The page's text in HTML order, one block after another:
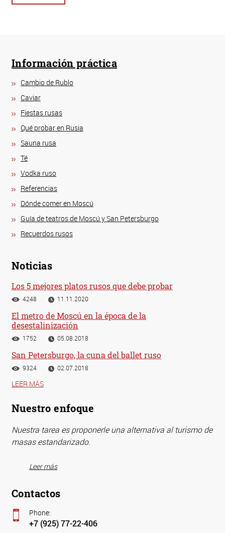
Información práctica
Cambio de Rublo
Caviar
Fiestas rusas
Qué probar en Rusia
Sauna rusa
Té
Vodka ruso
Referencias
Dónde comer en Moscú
Guía de teatros de Moscú y San Petersburgo
Recuerdos rusos
Noticias
Los 5 mejores platos rusos que debe probar
4248 11.11.2020
El metro de Moscú en la época de la
desestalinización
1752 05.08.2018
San Petersburgo, la cuna del ballet ruso
9324 02.07.2018
LEER MÁS
Nuestro enfoque
Nuestra tarea es proponerle una alternativa al turismo de
masas estandarizado.
Leer más
Contactos
Phone:
+7 (925) 77-22-406